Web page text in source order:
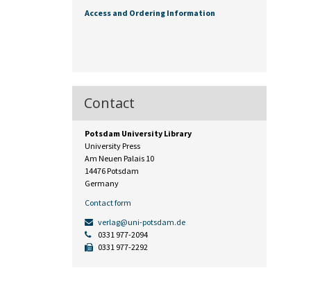
Access and Ordering Information
Contact
Potsdam University Library
University Press
Am Neuen Palais 10
14476 Potsdam
Germany
Contact form
verlag@uni-potsdam.de
0331 977-2094
0331 977-2292